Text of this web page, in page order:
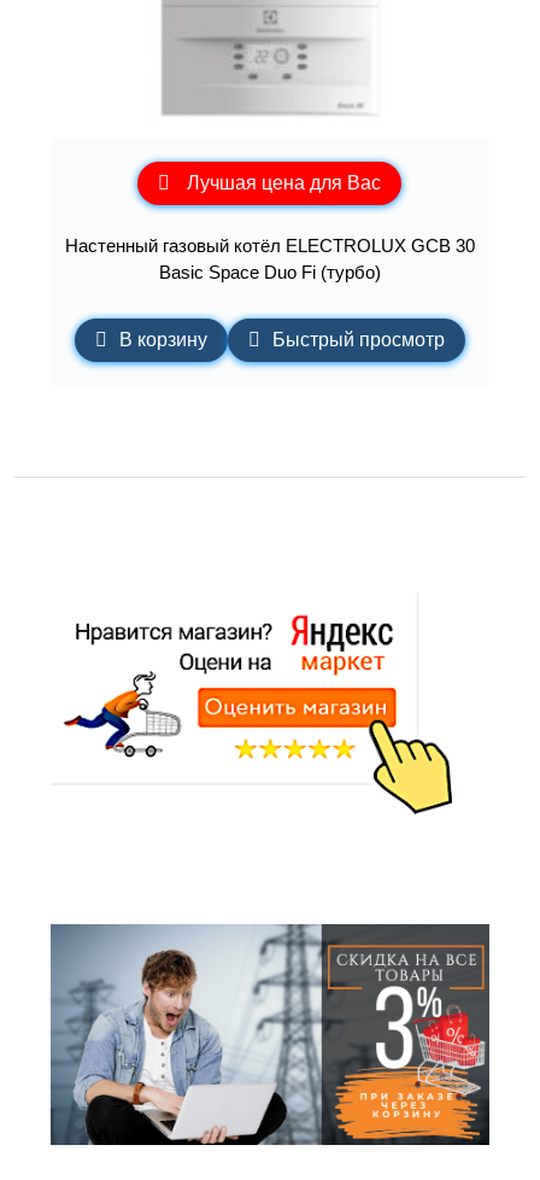
Лучшая цена для Вас
Настенный газовый котёл ELECTROLUX GCB 30
Basic Space Duo Fi (турбо)
В корзину Быстрый просмотр